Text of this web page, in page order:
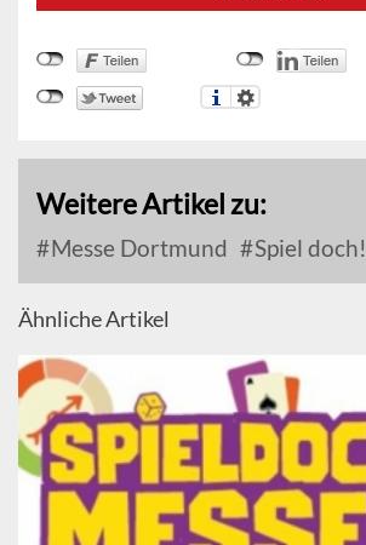
Weitere Artikel zu:
Messe Dortmund Spiel doch!
Ähnliche Artikel